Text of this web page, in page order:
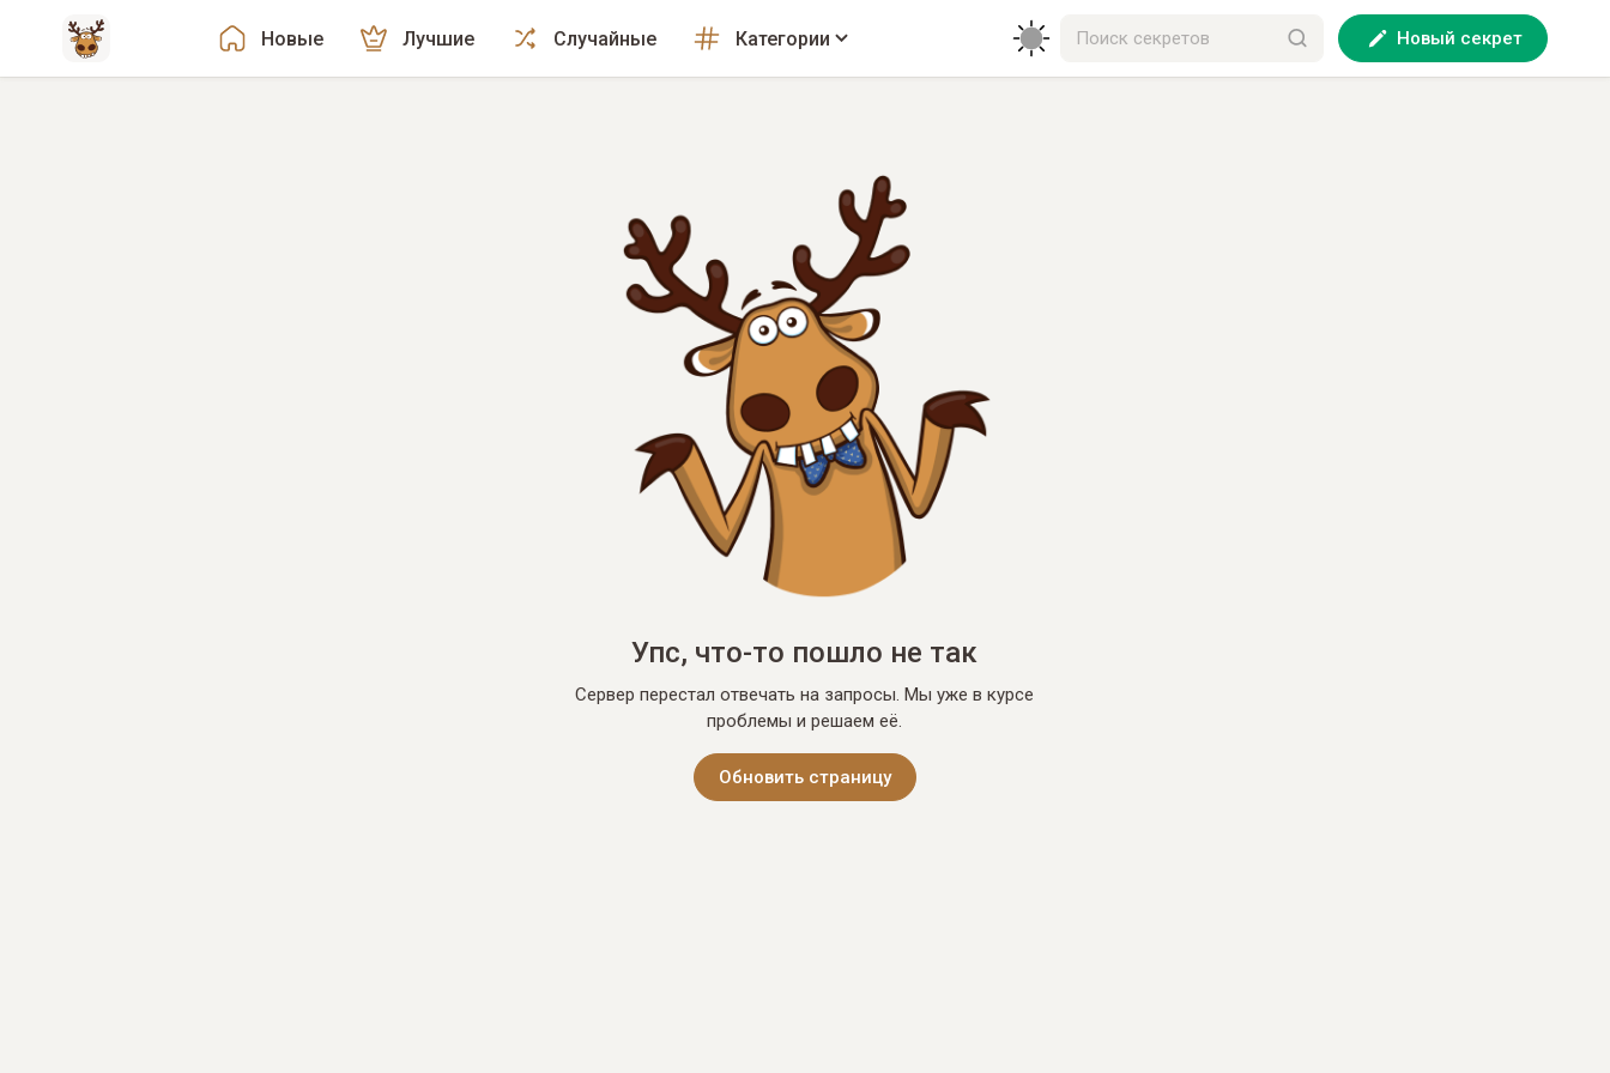
Новые Лучшие Случайные Категории Новый секрет
Упс, что-то пошло не так
Сервер перестал отвечать на запросы. Мы уже в курсе
проблемы и решаем её.
Обновить страницу